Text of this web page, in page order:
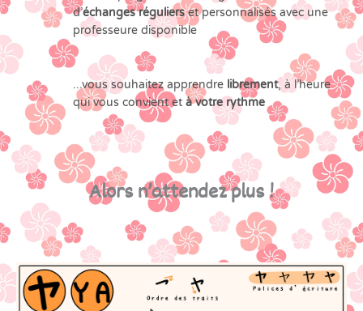
d’échanges régulierset personnalisés avec une
professeure disponible
...vous souhaitez apprendre librement, à l’heure
qui vous convient et à votre rythme
Alors n’attendez plus !